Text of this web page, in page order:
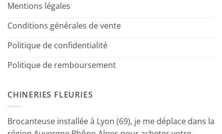
Mentions légales
Conditions générales de vente
Politique de confidentialité
Politique de remboursement
CHINERIES FLEURIES
Brocanteuse installée à Lyon (69), je me déplace dans la